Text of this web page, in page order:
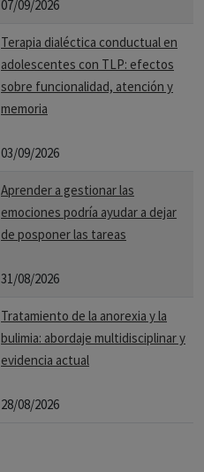
07/09/2026
Terapia dialéctica conductual en
adolescentes con TLP: efectos
sobre funcionalidad, atención y
memoria
03/09/2026
Aprender a gestionar las
emociones podría ayudar a dejar
de posponer las tareas
31/08/2026
Tratamiento de la anorexia y la
bulimia: abordaje multidisciplinar y
evidencia actual
28/08/2026